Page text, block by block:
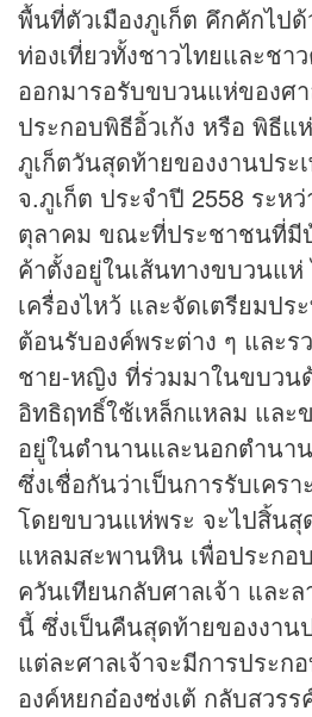
พื้นที่ตัวเมืองภูเก็ต คึกคักไป
ท่องเที่ยวทั้งชาวไทยและชา
ออกมารอรับขบวนแห่ของศา
ประกอบพิธีอิ้วเก้ง หรือ พิธีแ
ภูเก็ตวันสุดท้ายของงานปร
จ.ภูเก็ต ประจำปี 2558 ระห
ตุลาคม ขณะที่ประชาชนที่มี
ค้าตั้งอยู่ในเส้นทางขบวนแห่
เครื่องไหว้ และจัดเตรียมปร
ต้อนรับองค์พระต่าง ๆ และร
ชาย-หญิง ที่ร่วมมาในขบวน
อิทธิฤทธิ์ใช้เหล็กแหลม และ
อยู่ในตำนานและนอกตำนา
ซึ่งเชื่อกันว่าเป็นการรับเคร
โดยขบวนแห่พระ จะไปสิ้นสุ
แหลมสะพานหิน เพื่อประก
ควันเทียนกลับศาลเจ้า และ
นี้ ซึ่งเป็นคืนสุดท้ายของงา
แต่ละศาลเจ้าจะมีการประก
องค์หยกอ๋องซ่งเต้ กลับสวรร